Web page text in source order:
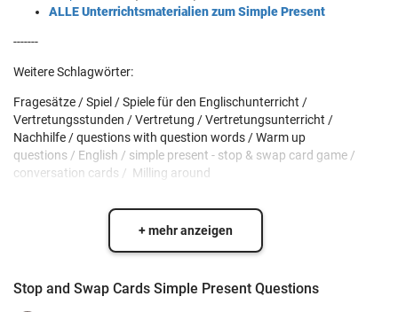
ALLE Unterrichtsmaterialien zum Simple Present
-------
Weitere Schlagwörter:
Fragesätze / Spiel / Spiele für den Englischunterricht /
Vertretungsstunden / Vertretung / Vertretungsunterricht /
Nachhilfe / questions with question words / Warm up
questions / English / simple present - stop & swap card game /
conversation cards / Milling around
+ mehr anzeigen
Stop and Swap Cards Simple Present Questions